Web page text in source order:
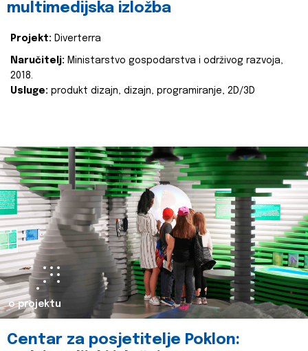
multimedijska izložba
Projekt: Diverterra
Naručitelj: Ministarstvo gospodarstva i održivog razvoja,
2018.
Usluge: produkt dizajn, dizajn, programiranje, 2D/3D
o projektu
Centar za posjetitelje Poklon: